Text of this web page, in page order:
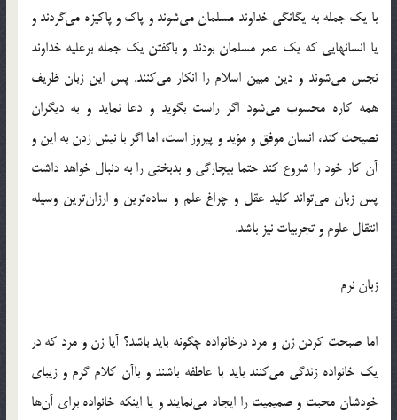
با یک جمله به یگانگی خداوند مسلمان می‌شوند و پاک و پاکیزه می‌گردند و
یا انسانهایی که یک عمر مسلمان بودند و باگفتن یک جمله برعلیه خداوند
نجس می‌شوند و دین مبین اسلام را انکار می‌کنند. پس این زبان ظریف
همه کاره محسوب می‌شود اگر راست بگوید و دعا نماید و به دیگران
نصیحت کند، انسان موفق و مؤید و پیروز است، اما اگر با نیش زدن به این و
آن کار خود را شروع کند حتما بیچارگی و بدبختی را به دنبال خواهد داشت
پس زبان می‌تواند کلید عقل و چراغ علم و ساده‌ترین و ارزان‌ترین وسیله
انتقال علوم و تجربیات نیز باشد.
زبان نرم
اما صبحت کردن زن و مرد درخانواده چگونه باید باشد؟ آیا زن و مرد که در
یک خانواده زندگی می‌کنند باید با عاطفه باشند و باآن کلام گرم و زیبای
خودشان محبت و صمیمیت را ایجاد می‌نمایند و یا اینکه خانواده برای آن‌ها